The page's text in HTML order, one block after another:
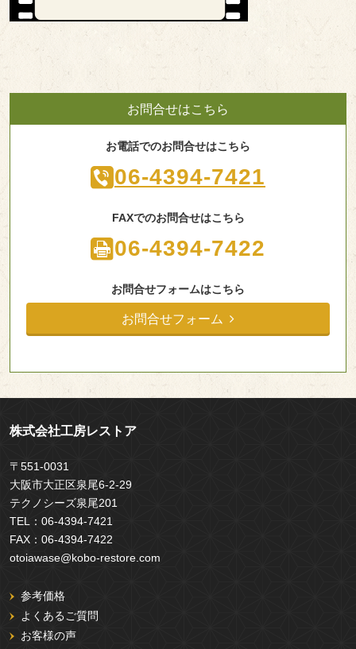
お問合せはこちら
お電話でのお問合せはこちら
06-4394-7421
FAXでのお問合せはこちら
06-4394-7422
お問合せフォームはこちら
お問合せフォーム
株式会社工房レストア
〒551-0031
大阪市大正区泉尾6-2-29
テクノシーズ泉尾201
TEL： 06-4394-7421
FAX： 06-4394-7422
otoiawase@kobo-restore.com
参考価格
よくあるご質問
お客様の声